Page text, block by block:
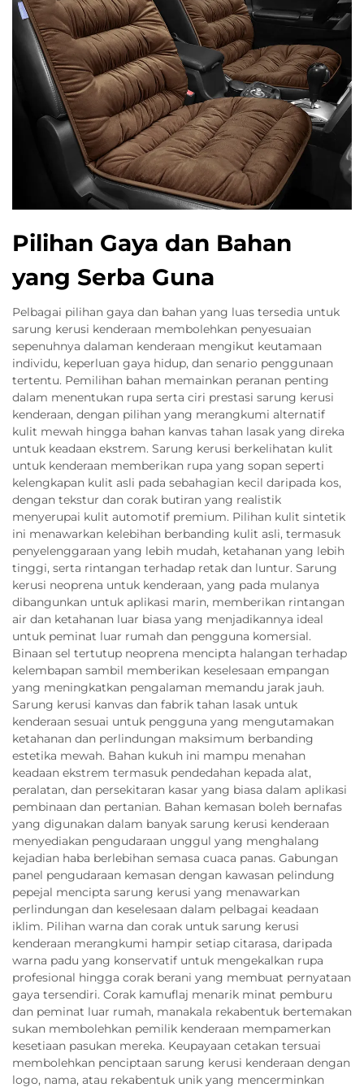
Pilihan Gaya dan Bahan
yang Serba Guna
Pelbagai pilihan gaya dan bahan yang luas tersedia untuk
sarung kerusi kenderaan membolehkan penyesuaian
sepenuhnya dalaman kenderaan mengikut keutamaan
individu, keperluan gaya hidup, dan senario penggunaan
tertentu. Pemilihan bahan memainkan peranan penting
dalam menentukan rupa serta ciri prestasi sarung kerusi
kenderaan, dengan pilihan yang merangkumi alternatif
kulit mewah hingga bahan kanvas tahan lasak yang direka
untuk keadaan ekstrem. Sarung kerusi berkelihatan kulit
untuk kenderaan memberikan rupa yang sopan seperti
kelengkapan kulit asli pada sebahagian kecil daripada kos,
dengan tekstur dan corak butiran yang realistik
menyerupai kulit automotif premium. Pilihan kulit sintetik
ini menawarkan kelebihan berbanding kulit asli, termasuk
penyelenggaraan yang lebih mudah, ketahanan yang lebih
tinggi, serta rintangan terhadap retak dan luntur. Sarung
kerusi neoprena untuk kenderaan, yang pada mulanya
dibangunkan untuk aplikasi marin, memberikan rintangan
air dan ketahanan luar biasa yang menjadikannya ideal
untuk peminat luar rumah dan pengguna komersial.
Binaan sel tertutup neoprena mencipta halangan terhadap
kelembapan sambil memberikan keselesaan empangan
yang meningkatkan pengalaman memandu jarak jauh.
Sarung kerusi kanvas dan fabrik tahan lasak untuk
kenderaan sesuai untuk pengguna yang mengutamakan
ketahanan dan perlindungan maksimum berbanding
estetika mewah. Bahan kukuh ini mampu menahan
keadaan ekstrem termasuk pendedahan kepada alat,
peralatan, dan persekitaran kasar yang biasa dalam aplikasi
pembinaan dan pertanian. Bahan kemasan boleh bernafas
yang digunakan dalam banyak sarung kerusi kenderaan
menyediakan pengudaraan unggul yang menghalang
kejadian haba berlebihan semasa cuaca panas. Gabungan
panel pengudaraan kemasan dengan kawasan pelindung
pepejal mencipta sarung kerusi yang menawarkan
perlindungan dan keselesaan dalam pelbagai keadaan
iklim. Pilihan warna dan corak untuk sarung kerusi
kenderaan merangkumi hampir setiap citarasa, daripada
warna padu yang konservatif untuk mengekalkan rupa
profesional hingga corak berani yang membuat pernyataan
gaya tersendiri. Corak kamuflaj menarik minat pemburu
dan peminat luar rumah, manakala rekabentuk bertemakan
sukan membolehkan pemilik kenderaan mempamerkan
kesetiaan pasukan mereka. Keupayaan cetakan tersuai
membolehkan penciptaan sarung kerusi kenderaan dengan
logo, nama, atau rekabentuk unik yang mencerminkan